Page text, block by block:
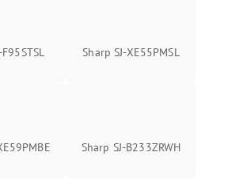
Sharp SJ-XE55PMSL
Sharp SJ-B233ZRWH